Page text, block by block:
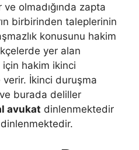
ve olmadığında zapta
birbirinden taleplerinin
konusunu hakim
yer alan
için hakim ikinci
İkinci duruşma
burada deliller
avukat dinlenmektedir
dinlenmektedir.